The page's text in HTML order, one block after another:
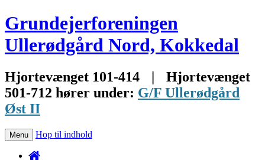
Grundejerforeningen
Ullerødgård Nord, Kokkedal
Hjortevænget 101-414 |
Hjortevænget
501-712 hører under: G/F Ullerødgård
Øst II
Menu Hop til indhold